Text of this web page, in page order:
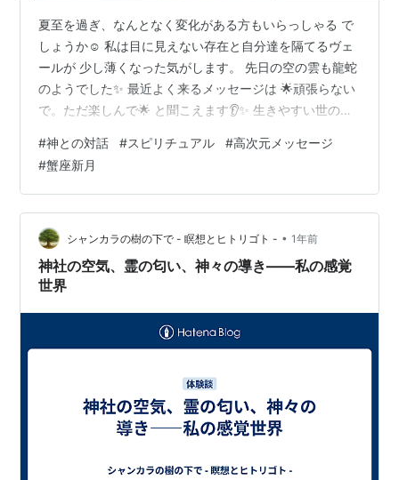
夏至を過ぎ、なんとなく変化がある方もいらっしゃる で
しょうか☺️ 私は目に見えない存在と自分達を隔てるヴェ
ールが 少し薄くなった気がします。 先日の空の雲も龍蛇
のようでした✨ 最近よく来るメッセージは 🌟頑張らない
で。ただ楽しんで🌟 と聞こえます👂✨ 生きやすい世の中
たね🦀✨ こちらのブログからお伝えさせていただく メッ
セージを受け取りましたのでシェアさせて いただきます
💖 🐬🐬🐬🐬🐬🐬🐬🐬🐬🐬 会話を楽しむのだ。 人との対
話を楽しんで。 人と対話を楽しく生きるといいのだ。 神
との対話も良い。 神と対話するのもお勧めです。 対話し
ていくと世界…
#神との対話 #スピリチュアル #高次元メッセージ
#蟹座新月
シャンカラの樹の下で - 瞑想とヒトリゴト - • 1年前
神社の空気、霊の匂い、神々の導き――私の感覚
世界